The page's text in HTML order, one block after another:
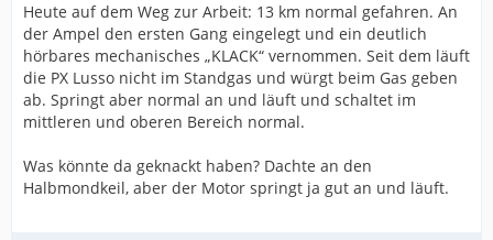
Heute auf dem Weg zur Arbeit: 13 km normal gefahren. An
der Ampel den ersten Gang eingelegt und ein deutlich
hörbares mechanisches „KLACK“ vernommen. Seit dem läuft
die PX Lusso nicht im Standgas und würgt beim Gas geben
ab. Springt aber normal an und läuft und schaltet im
mittleren und oberen Bereich normal.
Was könnte da geknackt haben? Dachte an den
Halbmondkeil, aber der Motor springt ja gut an und läuft.